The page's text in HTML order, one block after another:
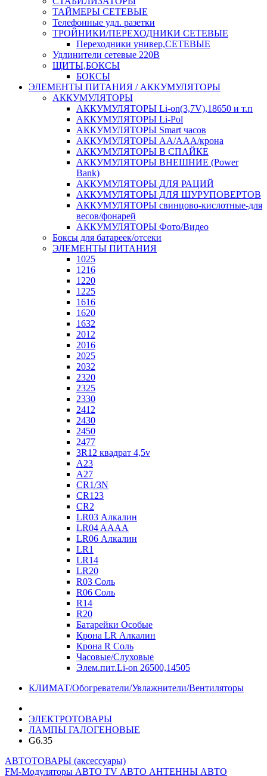
ТАЙМЕРЫ СЕТЕВЫЕ
Телефонные удл. разетки
ТРОЙНИКИ/ПЕРЕХОДНИКИ СЕТЕВЫЕ
Переходники универ,СЕТЕВЫЕ
Удлинители сетевые 220В
ЩИТЫ,БОКСЫ
БОКСЫ
ЭЛЕМЕНТЫ ПИТАНИЯ / АККУМУЛЯТОРЫ
АККУМУЛЯТОРЫ
АККУМУЛЯТОРЫ Li-on(3,7V),18650 и т.п
АККУМУЛЯТОРЫ Li-Pol
АККУМУЛЯТОРЫ Smart часов
АККУМУЛЯТОРЫ АА/ААА/крона
АККУМУЛЯТОРЫ В СПАЙКЕ
АККУМУЛЯТОРЫ ВНЕШНИЕ (Power
Bank)
АККУМУЛЯТОРЫ ДЛЯ РАЦИЙ
АККУМУЛЯТОРЫ ДЛЯ ШУРУПОВЕРТОВ
АККУМУЛЯТОРЫ свинцово-кислотные-для
весов/фонарей
АККУМУЛЯТОРЫ Фото/Видео
Боксы для батареек/отсеки
ЭЛЕМЕНТЫ ПИТАНИЯ
1025
1216
1220
1225
1616
1620
1632
2012
2016
2025
2032
2320
2325
2330
2412
2430
2450
2477
3R12 квадрат 4,5v
A23
A27
CR1/3N
CR123
CR2
LR03 Алкалин
LR04 AAAA
LR06 Алкалин
LR1
LR14
LR20
R03 Соль
R06 Соль
R14
R20
Батарейки Особые
Крона LR Алкалин
Крона R Соль
Часовые/Слуховые
Элем.пит.Li-on 26500,14505
КЛИМАТ/Обогреватели/Увлажнители/Вентиляторы
ЭЛЕКТРОТОВАРЫ
ЛАМПЫ ГАЛОГЕНОВЫЕ
G6.35
АВТОТОВАРЫ (аксессуары)
FM-Модуляторы АВТО TV АВТО АНТЕННЫ АВТО